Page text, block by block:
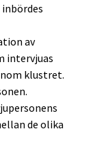
av
intervjuas
klustret.
de olika